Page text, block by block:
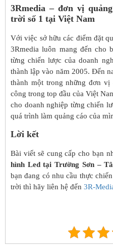
3Rmedia – đơn vị
trời số 1 tại Việt Nam
Với việc sở hữu các điểm đặt
3Rmedia luôn mang đến cho
từng chiến lược của doanh
thành lập vào năm 2005. Đến
thành một trong những đơn vị
công trong top đầu của Việt
cho doanh nghiệp từng chiến
quá trình làm quảng cáo của
Lời kết
Bài viết sẽ cung cấp cho bạn
hình Led tại Trường Sơn –
bạn đang có nhu cầu thực
trời thì hãy liên hệ đến 3R-